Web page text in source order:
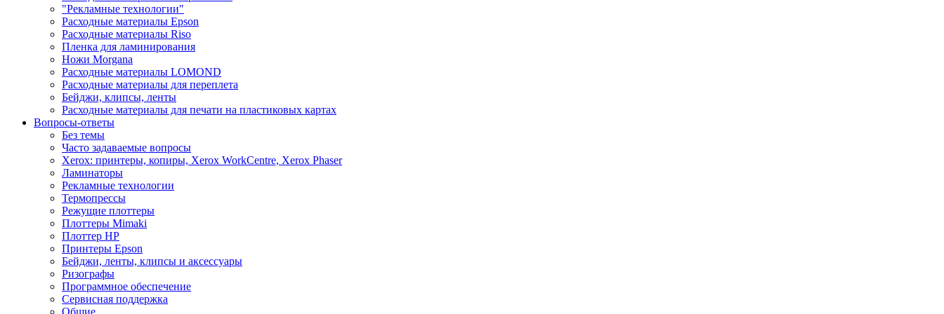
"Рекламные технологии"
Расходные материалы Epson
Расходные материалы Riso
Пленка для ламинирования
Ножи Morgana
Расходные материалы LOMOND
Расходные материалы для переплета
Бейджи, клипсы, ленты
Расходные материалы для печати на пластиковых картах
Вопросы-ответы
Без темы
Часто задаваемые вопросы
Xerox: принтеры, копиры, Xerox WorkCentre, Xerox Phaser
Ламинаторы
Рекламные технологии
Термопрессы
Режущие плоттеры
Плоттеры Mimaki
Плоттер HP
Принтеры Epson
Бейджи, ленты, клипсы и аксессуары
Ризографы
Программное обеспечение
Сервисная поддержка
Общие